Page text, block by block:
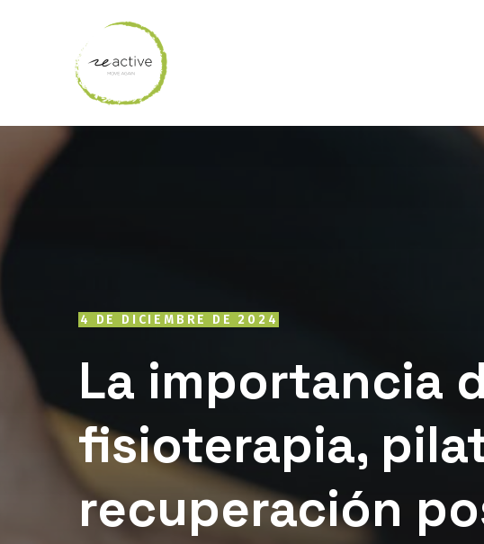
4 DE DICIEMBRE DE 2024
La importancia
fisioterapia,
recuperación